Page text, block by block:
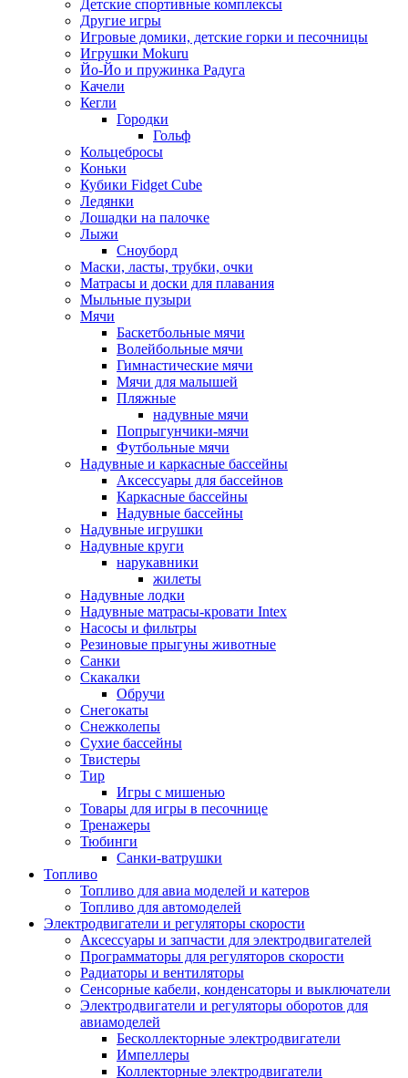
Детские спортивные комплексы
Другие игры
Игровые домики, детские горки и песочницы
Игрушки Mokuru
Йо-Йо и пружинка Радуга
Качели
Кегли
Городки
Гольф
Кольцебросы
Коньки
Кубики Fidget Cube
Ледянки
Лошадки на палочке
Лыжи
Сноуборд
Маски, ласты, трубки, очки
Матрасы и доски для плавания
Мыльные пузыри
Мячи
Баскетбольные мячи
Волейбольные мячи
Гимнастические мячи
Мячи для малышей
Пляжные
надувные мячи
Попрыгунчики-мячи
Футбольные мячи
Надувные и каркасные бассейны
Аксессуары для бассейнов
Каркасные бассейны
Надувные бассейны
Надувные игрушки
Надувные круги
нарукавники
жилеты
Надувные лодки
Надувные матрасы-кровати Intex
Насосы и фильтры
Резиновые прыгуны животные
Санки
Скакалки
Обручи
Снегокаты
Снежколепы
Сухие бассейны
Твистеры
Тир
Игры с мишенью
Товары для игры в песочнице
Тренажеры
Тюбинги
Санки-ватрушки
Топливо
Топливо для авиа моделей и катеров
Топливо для автомоделей
Электродвигатели и регуляторы скорости
Аксессуары и запчасти для электродвигателей
Программаторы для регуляторов скорости
Радиаторы и вентиляторы
Сенсорные кабели, конденсаторы и выключатели
Электродвигатели и регуляторы оборотов для
авиамоделей
Бесколлекторные электродвигатели
Импеллеры
Коллекторные электродвигатели